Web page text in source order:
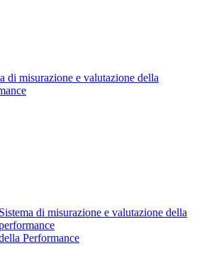
di misurazione e valutazione della
Sistema di misurazione e valutazione della
Performance